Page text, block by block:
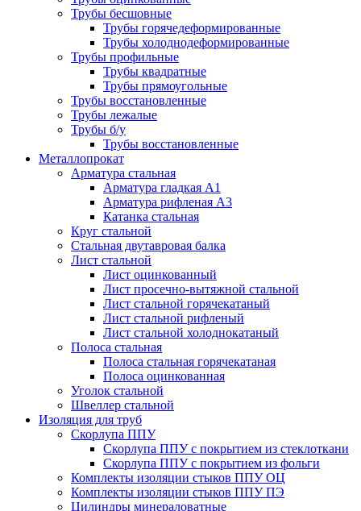
Трубы бесшовные
Трубы горячедеформированные
Трубы холоднодеформированные
Трубы профильные
Трубы квадратные
Трубы прямоугольные
Трубы восстановленные
Трубы лежалые
Трубы б/у
Трубы восстановленные
Металлопрокат
Арматура стальная
Арматура гладкая А1
Арматура рифленая А3
Катанка стальная
Круг стальной
Стальная двутавровая балка
Лист стальной
Лист оцинкованный
Лист просечно-вытяжной стальной
Лист стальной горячекатаный
Лист стальной рифленый
Лист стальной холоднокатаный
Полоса стальная
Полоса стальная горячекатаная
Полоса оцинкованная
Уголок стальной
Швеллер стальной
Изоляция для труб
Скорлупа ППУ
Скорлупа ППУ с покрытием из стеклоткани
Скорлупа ППУ с покрытием из фольги
Комплекты изоляции стыков ППУ ОЦ
Комплекты изоляции стыков ППУ ПЭ
Цилиндры минераловатные